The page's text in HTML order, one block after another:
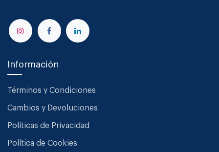
Información
Términos y Condiciones
Cambios y Devoluciones
Políticas de Privacidad
Política de Cookies